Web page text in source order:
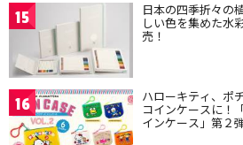
15 日本の四季折々の
しい色を集めた水
売！
16 ハローキティ、ポ
コインケースに！
インケース」第２